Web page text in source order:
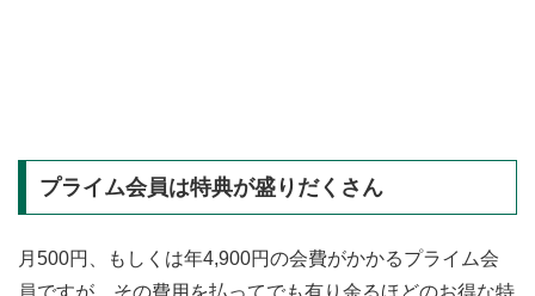
プライム会員は特典が盛りだくさん
月500円、もしくは年4,900円の会費がかかるプライム会
員ですが、その費用を払ってでも有り余るほどのお得な特